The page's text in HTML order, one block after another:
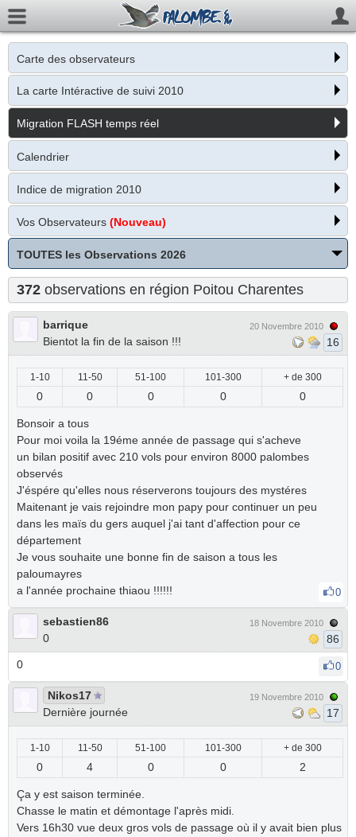
Carte des observateurs
La carte Intéractive de suivi 2010
Migration FLASH temps réel
Calendrier
Indice de migration 2010
Vos Observateurs (Nouveau)
TOUTES les Observations 2026
372 observations en région Poitou Charentes
barrique
Bientot la fin de la saison !!!
20 Novembre 2010
16
1-10 11-50 51-100 101-300 + de 300
0 0 0 0 0
Bonsoir a tous
Pour moi voila la 19éme année de passage qui s'acheve
un bilan positif avec 210 vols pour environ 8000 palombes
observés
J'éspére qu'elles nous réserverons toujours des mystéres
Maitenant je vais rejoindre mon papy pour continuer un peu
dans les maïs du gers auquel j'ai tant d'affection pour ce
département
Je vous souhaite une bonne fin de saison a tous les
paloumayres
a l'année prochaine thiaou !!!!!!
0
sebastien86
0
18 Novembre 2010
86
0
0
Nikos17
Dernière journée
19 Novembre 2010
17
1-10 11-50 51-100 101-300 + de 300
0 4 0 0 2
Ça y est saison terminée.
Chasse le matin et démontage l'après midi.
Vers 16h30 vue deux gros vols de passage où il y avait bien plus